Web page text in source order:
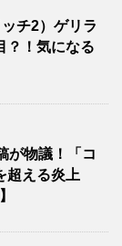
チ2）ゲリラ
？！気になる
が物議！「コ
超える炎上